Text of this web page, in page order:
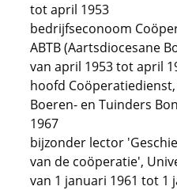
tot april 1953
bedrijfseconoom
ABTB (Aartsdiocesane
van april 1953 tot april
hoofd
Boeren- en Tuinders
1967
bijzonder lector
van de coöperatie',
van 1 januari 1961 tot 1